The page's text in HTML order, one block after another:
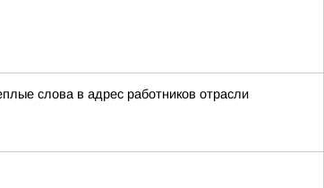
слова в адрес работников отрасли